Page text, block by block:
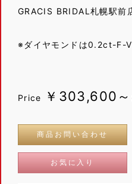
GRACIS BRIDAL札幌駅前
※ダイヤモンドは0.2ct-F-
Price ￥303,600～
商品お問い合わせ
お気に入り